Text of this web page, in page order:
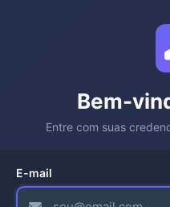
Bem-
Entre com suas
E-mail